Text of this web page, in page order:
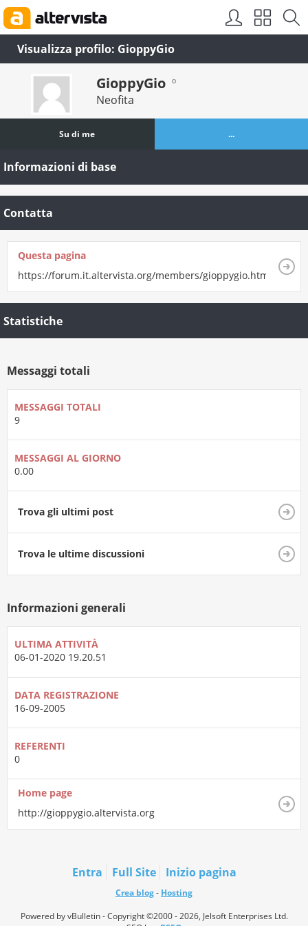
Visualizza profilo: GioppyGio
GioppyGio
Neofita
Su di me ...
Informazioni di base
Contatta
Questa pagina
https://forum.it.altervista.org/members/gioppygio.html
Statistiche
Messaggi totali
MESSAGGI TOTALI
9
MESSAGGI AL GIORNO
0.00
Trova gli ultimi post
Trova le ultime discussioni
Informazioni generali
ULTIMA ATTIVITÀ
06-01-2020 19.20.51
DATA REGISTRAZIONE
16-09-2005
REFERENTI
0
Home page
http://gioppygio.altervista.org
Entra Full Site Inizio pagina
Crea blog- Hosting
Powered by vBulletin - Copyright ©2000 - 2026, Jelsoft Enterprises Ltd.